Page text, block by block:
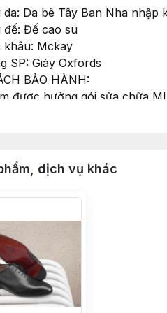
da: Da bê Tây Ban Nha nhập
đế: Đế cao su
khâu: Mckay
SP: Giày Oxfords
BẢO HÀNH:
được hưởng gói sửa chữa
gặp phải các lỗi trên trong
bị hao mòn tự nhiên trong
tự ý can thiệp sửa chữa
cồn hoặc chất tẩy mạnh
dịch vụ khác